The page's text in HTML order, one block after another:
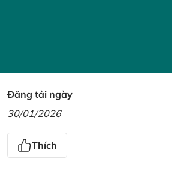
Đăng tải ngày
30/01/2026
Thích